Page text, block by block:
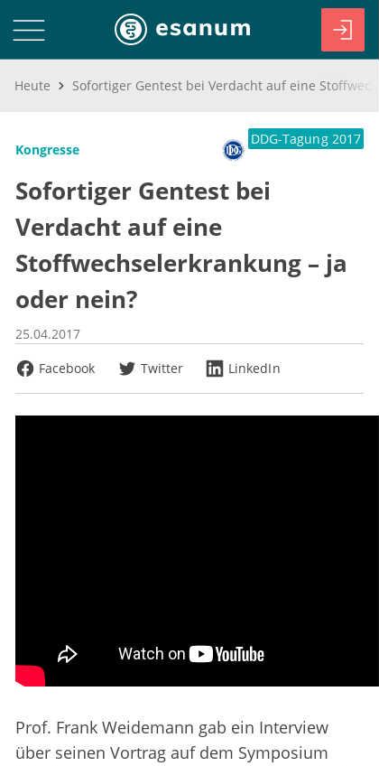
Heute
Kongresse
DDG-Tagung 2017
Sofortiger Gentest bei
Verdacht auf eine
Stoffwechselerkrankung – ja
oder nein?
25.04.2017
Facebook
Twitter LinkedIn
Prof. Frank Weidemann gab ein Interview
über seinen Vortrag auf dem Symposium